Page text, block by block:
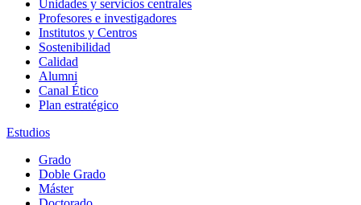
Unidades y servicios centrales
Profesores e investigadores
Institutos y Centros
Sostenibilidad
Calidad
Alumni
Canal Ético
Plan estratégico
Estudios
Grado
Doble Grado
Máster